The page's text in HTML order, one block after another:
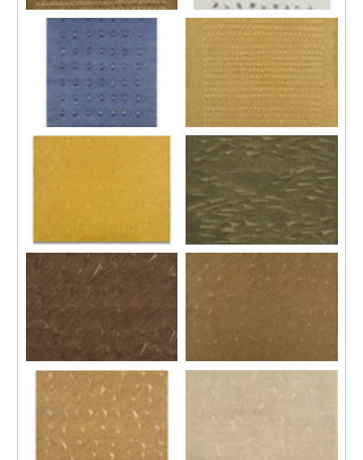
77-625
塑膠彩、畫布
146 x 112 cm
77-628
1977
130 x 90 公分
77-626
79-7
塑膠彩、畫布
130 x 130 公分
80-112
1980
塑膠彩、紙張
91 x 117 公分
80-311
1980
塑膠彩、紙張
80-622
1980
46 x 63.5 公分
84-9